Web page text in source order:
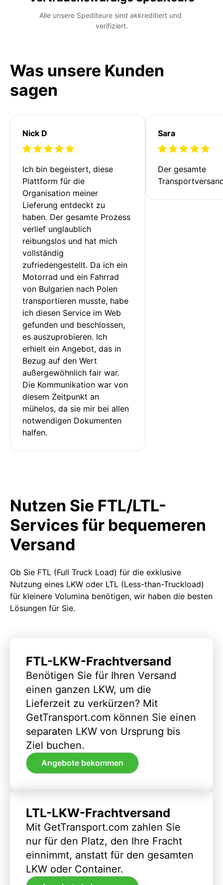
Alle unsere Spediteure sind akkreditiert und
verifiziert.
Was unsere Kunden
sagen
Nick D
Ich bin begeistert, diese
Plattform für die
Organisation meiner
Lieferung entdeckt zu
haben. Der gesamte Prozess
verlief unglaublich
reibungslos und hat mich
vollständig
zufriedengestellt. Da ich ein
Motorrad und ein Fahrrad
von Bulgarien nach Polen
transportieren musste, habe
ich diesen Service im Web
gefunden und beschlossen,
es auszuprobieren. Ich
erhielt ein Angebot, das in
Bezug auf den Wert
außergewöhnlich fair war.
Die Kommunikation war von
diesem Zeitpunkt an
mühelos, da sie mir bei allen
notwendigen Dokumenten
halfen.
Sara
Der gesamte
Nutzen Sie FTL/LTL-
Services für bequemeren
Versand
Ob Sie FTL (Full Truck Load) für die exklusive
Nutzung eines LKW oder LTL (Less-than-Truckload)
für kleinere Volumina benötigen, wir haben die besten
Lösungen für Sie.
FTL-LKW-Frachtversand
Benötigen Sie für Ihren Versand
einen ganzen LKW, um die
Lieferzeit zu verkürzen? Mit
GetTransport.com können Sie einen
separaten LKW von Ursprung bis
Ziel buchen.
Angebote bekommen
LTL-LKW-Frachtversand
Mit GetTransport.com zahlen Sie
nur für den Platz, den Ihre Fracht
einnimmt, anstatt für den gesamten
LKW oder Container.